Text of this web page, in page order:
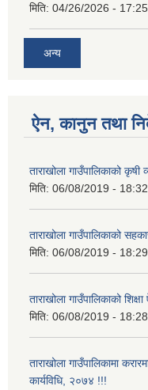
मिति: 04/26/2026 - 17:25
अन्य
ऐन, कानुन तथा
ताराखोला गाउँपालिकाको कृषी
मिति: 06/08/2019 - 18:32
ताराखोला गाउँपालिकाको
मिति: 06/08/2019 - 18:29
ताराखोला गाउँपालिकाको
मिति: 06/08/2019 - 18:28
ताराखोला गाउँपालिकामा
कार्यविधि, २०७४ !!!